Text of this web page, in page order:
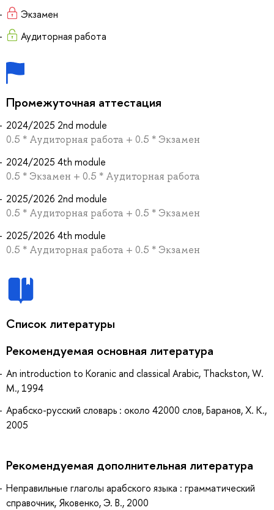
Экзамен
Аудиторная работа
Промежуточная аттестация
2024/2025 2nd module
0.5 * Аудиторная работа + 0.5 * Экзамен
2024/2025 4th module
0.5 * Экзамен + 0.5 * Аудиторная работа
2025/2026 2nd module
0.5 * Аудиторная работа + 0.5 * Экзамен
2025/2026 4th module
0.5 * Аудиторная работа + 0.5 * Экзамен
Список литературы
Рекомендуемая основная литература
An introduction to Koranic and classical Arabic, Thackston, W.
M., 1994
Арабско-русский словарь : около 42000 слов, Баранов, Х. К.,
2005
Рекомендуемая дополнительная литература
Неправильные глаголы арабского языка : грамматический
справочник, Яковенко, Э. В., 2000